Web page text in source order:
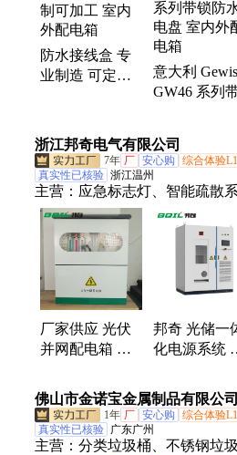
式配电箱、防火接线盒、不锈
盒、UL认证铸铝接线盒
防水接线盒 专
业制造 可定制
意大利
GW46 系列
浙江邦奇电气有限公司
7年 厂 安心购 综合体验L1
真实性已核验 浙江温州
主营： 应急标志灯、智能疏散
防水控制箱、疏散指示灯、消
灯、出口标志灯、控制器分机
应急疏散灯、地埋标志灯、应
示灯、无线路灯控制、照明控
块、应急照明配电箱、防爆应
源、防爆型应急照明集中电源
置、电源调光通信模块、汽车
厂家供应 光伏
并网配电箱 室
防水控制箱
邦奇 光储一
化电源系统
柜 光伏并离网
储能变流器
佛山市金诺宝金属制品有限公司
1年 厂 安心购 综合体验L1
真实性已核验 广东广州
主营： 分类垃圾桶、不锈钢垃